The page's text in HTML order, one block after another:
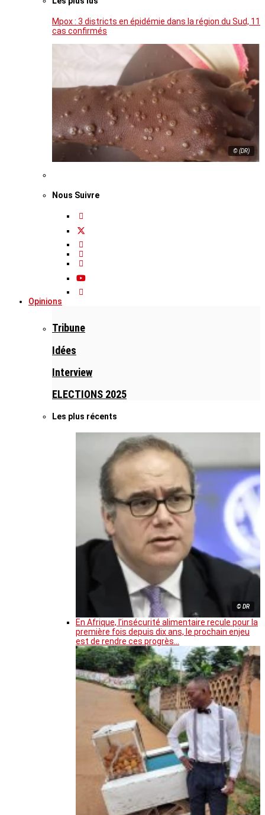
Mpox : 3 districts en épidémie dans la région du Sud, 11
cas confirmés
© (DR)
Nous Suivre
Opinions
Tribune
Idées
Interview
ELECTIONS 2025
Les plus récents
© DR
En Afrique, l’insécurité alimentaire recule pour la
première fois depuis dix ans, le prochain enjeu
est de rendre ces progrès…